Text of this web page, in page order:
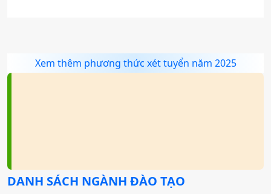
Xem thêm phương thức xét tuyển năm 2025
DANH SÁCH NGÀNH ĐÀO TẠO